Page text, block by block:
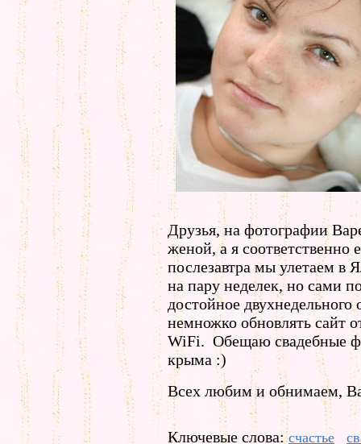
Друзья, на фотографии
женой, а я
послезавтра мы улетаем в
на пару неделек, но сами
достойное двухнедельного
немножко обновлять сайт
WiFi. Обещаю свадебные
крыма :)
Всех любим и обнимаем,
Ключевые слова:счастье